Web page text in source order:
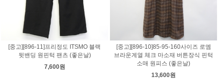
[중고][896-11]프리정도 ITSMO 블랙
뒷밴딩 원핀턱 팬츠 (좋은날)
7,600원
[중고][896-10]85-95-160사이즈 로엠
브라운계열 체크 마소재 버튼장식 핀턱
소매 원피스 (좋은날)
13,600원